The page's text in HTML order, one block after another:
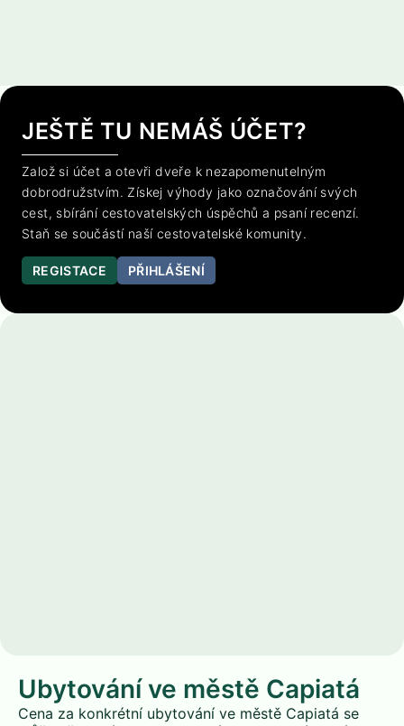
JEŠTĚ TU NEMÁŠ ÚČET?
Založ si účet a otevři dveře k nezapomenutelným
dobrodružstvím. Získej výhody jako označování svých
cest, sbírání cestovatelských úspěchů a psaní recenzí.
Staň se součástí naší cestovatelské komunity.
REGISTACE PŘIHLÁŠENÍ
Ubytování ve městě Capiatá
Cena za konkrétní ubytování ve městě Capiatá se